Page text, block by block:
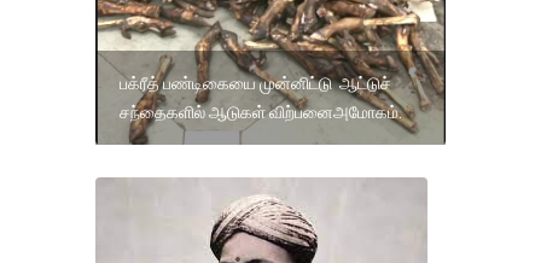
பக்ரீத் பண்டிகையை முன்னிட்டு ஆட்டுச்
சந்தைகளில் ஆடுகள் விற்பனைஅமோகம்.